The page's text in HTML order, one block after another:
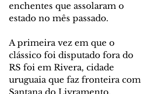
enchentes que assolaram o
estado no mês passado.
A primeira vez em que o
clássico foi disputado fora do
RS foi em Rivera, cidade
uruguaia que faz fronteira com